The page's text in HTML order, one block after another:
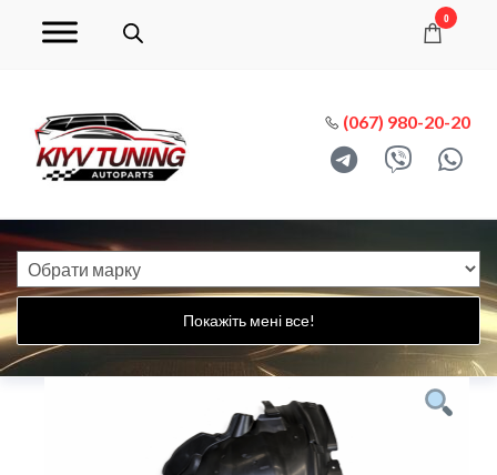
0
(067) 980-20-20
Покажіть мені все!